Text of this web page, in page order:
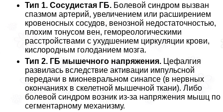
Тип 1. Сосудистая ГБ. Болевой синдром вызван
спазмом артерий, увеличением или расширением
кровеносных сосудов, венозной недостаточностью,
плохим тонусом вен, гемореологическими
расстройствами с ухудшением циркуляции крови,
кислородным голоданием мозга.
Тип 2. ГБ мышечного напряжения. Цефалгия
развилась вследствие активации импульсной
передачи в мионевральном синапсе (в нервных
окончаниях в скелетной мышечной ткани). Либо
болевой синдром возник из-за напряжения мышц по
сегментарному механизму.